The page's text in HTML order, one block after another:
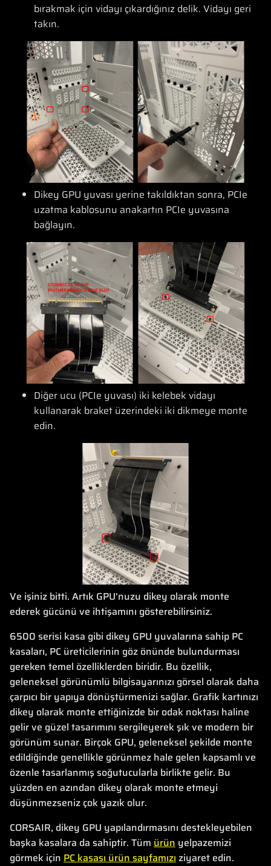
bırakmak için vidayı çıkardığınız delik. Vidayı geri
takın.
Dikey GPU yuvası yerine takıldıktan sonra, PCIe
uzatma kablosunu anakartın PCIe yuvasına
bağlayın.
Diğer ucu (PCIe yuvası) iki kelebek vidayı
kullanarak braket üzerindeki iki dikmeye monte
edin.
Ve işiniz bitti. Artık GPU'nuzu dikey olarak monte
ederek gücünü ve ihtişamını gösterebilirsiniz.
6500 serisi kasa gibi dikey GPU yuvalarına sahip PC
kasaları, PC üreticilerinin göz önünde bulundurması
gereken temel özelliklerden biridir. Bu özellik,
geleneksel görünümlü bilgisayarınızı görsel olarak daha
çarpıcı bir yapıya dönüştürmenizi sağlar. Grafik kartınızı
dikey olarak monte ettiğinizde bir odak noktası haline
gelir ve güzel tasarımını sergileyerek şık ve modern bir
görünüm sunar. Birçok GPU, geleneksel şekilde monte
edildiğinde genellikle görünmez hale gelen kapsamlı ve
özenle tasarlanmış soğutucularla birlikte gelir. Bu
yüzden en azından dikey olarak monte etmeyi
düşünmezseniz çok yazık olur.
CORSAIR, dikey GPU yapılandırmasını destekleyebilen
başka kasalara da sahiptir. Tüm ürün yelpazemizi
görmek için PC kasası ürün sayfamızı ziyaret edin.